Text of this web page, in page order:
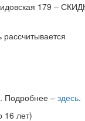
179 –
Подробнее – здесь.
16 лет)